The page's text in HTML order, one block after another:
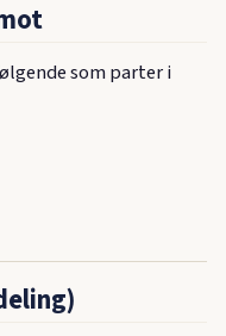
som parter i